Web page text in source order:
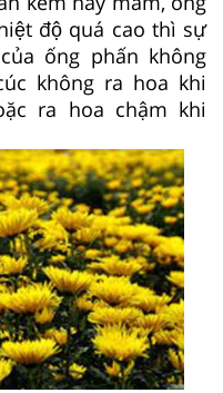
độ quá cao thì sự
ống phấn không
không ra hoa khi
ra hoa chậm khi